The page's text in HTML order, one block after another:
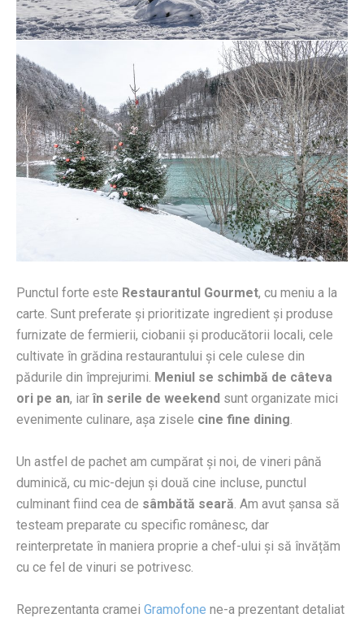
Punctul forte este Restaurantul Gourmet, cu meniu a la
carte. Sunt preferate și prioritizate ingredient și produse
furnizate de fermierii, ciobanii și producătorii locali, cele
cultivate în grădina restaurantului și cele culese din
pădurile din împrejurimi. Meniul se schimbă de câteva
ori pe an, iarîn serile de weekend sunt organizate mici
evenimente culinare, așa zisele cine fine dining.
Un astfel de pachet am cumpărat și noi, de vineri până
duminică, cu mic-dejun și două cine incluse, punctul
culminant fiind cea de sâmbătă seară. Am avut șansa să
testeam preparate cu specific românesc, dar
reinterpretate în maniera proprie a chef-ului și să învățăm
cu ce fel de vinuri se potrivesc.
Reprezentanta cramei Gramofone ne-a prezentant detaliat